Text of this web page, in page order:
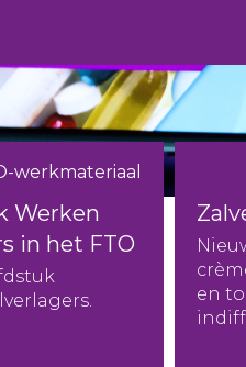
werkmateriaal
Werken
in het FTO
en